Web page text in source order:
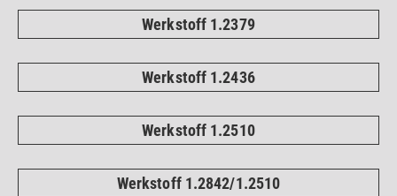
Werkstoff 1.2379
Werkstoff 1.2436
Werkstoff 1.2510
Werkstoff 1.2842/1.2510